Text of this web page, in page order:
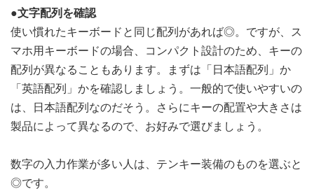
●文字配列を確認
使い慣れたキーボードと同じ配列があれば◎。ですが、ス
マホ用キーボードの場合、コンパクト設計のため、キーの
配列が異なることもあります。まずは「日本語配列」か
「英語配列」かを確認しましょう。一般的で使いやすいの
は、日本語配列なのだそう。さらにキーの配置や大きさは
製品によって異なるので、お好みで選びましょう。
数字の入力作業が多い人は、テンキー装備のものを選ぶと
◎です。